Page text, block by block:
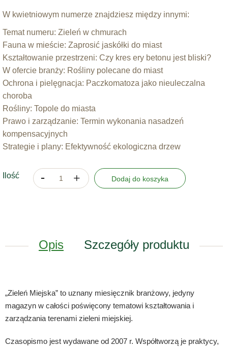
W kwietniowym numerze znajdziesz między innymi:
Temat numeru: Zieleń w chmurach
Fauna w mieście: Zaprosić jaskółki do miast
Kształtowanie przestrzeni: Czy kres ery betonu jest bliski?
W ofercie branży: Rośliny polecane do miast
Ochrona i pielęgnacja: Paczkomatoza jako nieuleczalna
choroba
Rośliny: Topole do miasta
Prawo i zarządzanie: Termin wykonania nasadzeń
kompensacyjnych
Strategie i plany: Efektywność ekologiczna drzew
Ilość Dodaj do koszyka
Opis Szczegóły produktu
„Zieleń Miejska” to uznany miesięcznik branżowy, jedyny
magazyn w całości poświęcony tematowi kształtowania i
zarządzania terenami zieleni miejskiej.
Czasopismo jest wydawane od 2007 r. Współtworzą je praktycy,